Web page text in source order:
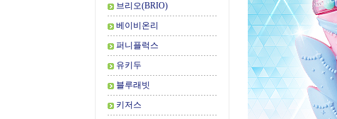
브리오(BRIO)
베이비온리
퍼니플럭스
유키두
블루래빗
키저스